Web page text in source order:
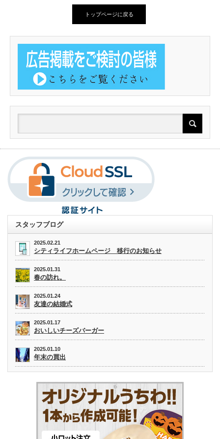
トップページに戻る
スタッフブログ
2025.02.21
シティライフホームページ 移行のお知らせ
2025.01.31
春の訪れ。
2025.01.24
友達の結婚式
2025.01.17
おいしいチーズバーガー
2025.01.10
年末の買出